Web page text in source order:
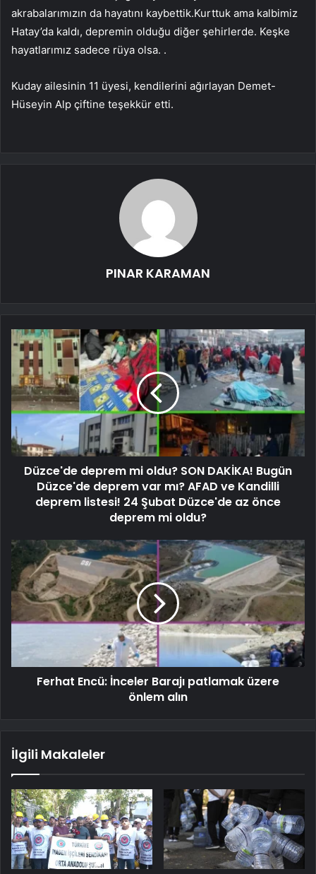
akrabalarımızın da hayatını kaybettik.Kurttuk ama kalbimiz
Hatay’da kaldı, depremin olduğu diğer şehirlerde. Keşke
hayatlarımız sadece rüya olsa. .
Kuday ailesinin 11 üyesi, kendilerini ağırlayan Demet-
Hüseyin Alp çiftine teşekkür etti.
PINAR KARAMAN
Düzce'de deprem mi oldu? SON DAKİKA! Bugün
Düzce'de deprem var mı? AFAD ve Kandilli
deprem listesi! 24 Şubat Düzce'de az önce
deprem mi oldu?
Ferhat Encü: İnceler Barajı patlamak üzere
önlem alın
İlgili Makaleler